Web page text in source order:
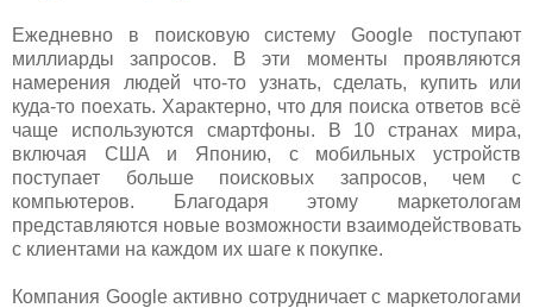
Ежедневно в поисковую систему Google поступают
миллиарды запросов. В эти моменты проявляются
намерения людей что-то узнать, сделать, купить или
куда-то поехать. Характерно, что для поиска ответов всё
чаще используются смартфоны. В 10 странах мира,
включая США и Японию, с мобильных устройств
поступает больше поисковых запросов, чем с
компьютеров. Благодаря этому маркетологам
представляются новые возможности взаимодействовать
с клиентами на каждом их шаге к покупке.
Компания Google активно сотрудничает с маркетологами